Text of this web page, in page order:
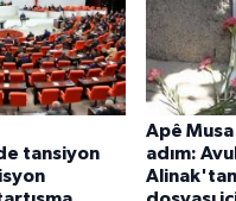
tansiyon
Apê
adım:
Alinak'tan